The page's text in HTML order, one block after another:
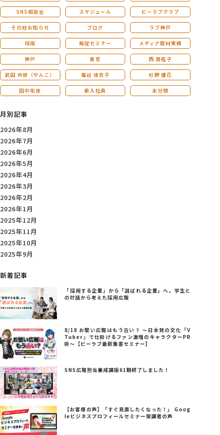
SNS相談会 スケジュール ビーラブクラブ
その他お知らせ ブログ ラブ神戸
採用 販促セミナー メディア取材実績
神戸 東京 西 良旺子
武田 共世（やんこ） 福谷 佳衣子 杉野 優花
田中佑佳 新入社員 未分類
月別記事
2026年8月
2026年7月
2026年6月
2026年5月
2026年4月
2026年3月
2026年2月
2026年1月
2025年12月
2025年11月
2025年10月
2025年9月
新着記事
「採用する企業」から「選ばれる企業」へ。学生と
の対話から考えた採用広報
8/18 お堅い広報はもう古い？ ～日本発の文化「V
Tuber」で仕掛けるファン激増のキャラクターPR
術～【ビーラブ最新集客セミナー】
SNS広報担当養成講座61期終了しました！
【お客様の声】「すぐ見直したくなった！」 Goog
leビジネスプロフィールセミナー受講者の声